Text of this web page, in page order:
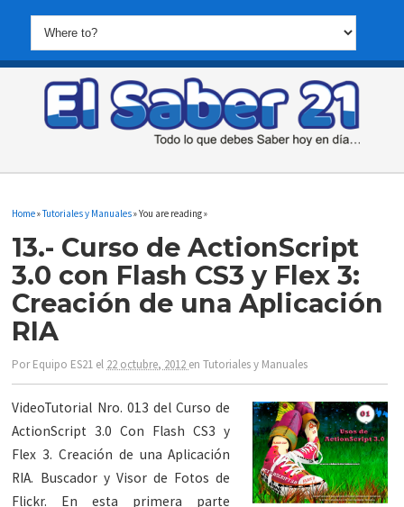
Home»Tutoriales y Manuales» You are reading »
13.- Curso de ActionScript
3.0 con Flash CS3 y Flex 3:
Creación de una Aplicación
RIA
PorEquipo ES21 el 22 octubre, 2012 enTutoriales y Manuales
VideoTutorial Nro. 013 del Curso de
ActionScript 3.0 Con Flash CS3 y
Flex 3. Creación de una Aplicación
RIA. Buscador y Visor de Fotos de
Flickr. En esta primera parte